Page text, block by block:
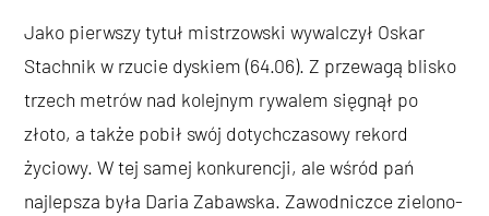
Jako pierwszy tytuł mistrzowski wywalczył Oskar
Stachnik w rzucie dyskiem (64.06). Z przewagą blisko
trzech metrów nad kolejnym rywalem sięgnął po
złoto, a także pobił swój dotychczasowy rekord
życiowy. W tej samej konkurencji, ale wśród pań
najlepsza była Daria Zabawska. Zawodniczce zielono-